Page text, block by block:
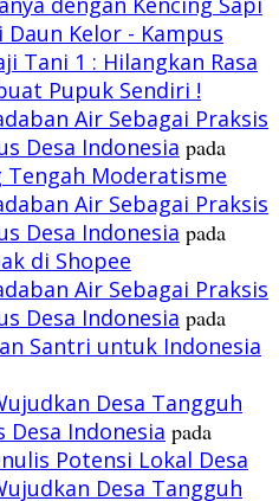
Kelor - Kampus
Tani 1 : Hilangkan Rasa
Pupuk Sendiri !
Air Sebagai Praksis
Desa Indonesia pada
Tengah Moderatisme
Air Sebagai Praksis
Desa Indonesia pada
di Shopee
Air Sebagai Praksis
Desa Indonesia pada
Santri untuk Indonesia
Desa Tangguh
Desa Indonesia pada
Potensi Lokal Desa
Desa Tangguh